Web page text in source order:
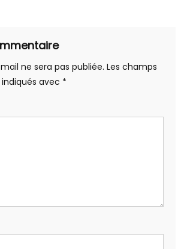
ne sera pas publiée. Les champs
avec *